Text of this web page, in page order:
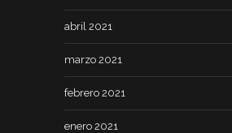
abril 2021
marzo 2021
febrero 2021
enero 2021